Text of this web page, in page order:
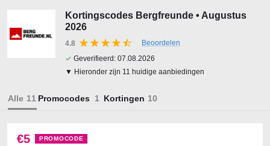
Kortingscodes Bergfreunde • Augustus
2026
4.8
Beoordelen
✓ Geverifieerd: 07.08.2026
▼ Hieronder zijn 11 huidige aanbiedingen
Alle Promocodes Kortingen
€5 PROMOCODE